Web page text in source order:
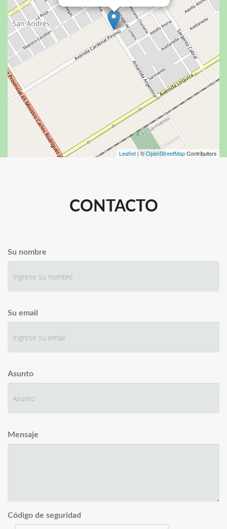
Leaflet | ©OpenStreetMapContributors
CONTACTO
Su nombre
Su email
Asunto
Mensaje
Código de seguridad